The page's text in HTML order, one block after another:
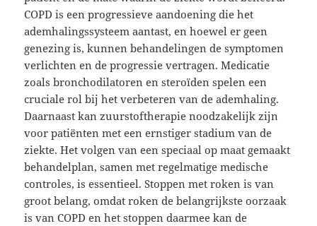
COPD is een progressieve aandoening die het
ademhalingssysteem aantast, en hoewel er geen
genezing is, kunnen behandelingen de symptomen
verlichten en de progressie vertragen. Medicatie
zoals bronchodilatoren en steroïden spelen een
cruciale rol bij het verbeteren van de ademhaling.
Daarnaast kan zuurstoftherapie noodzakelijk zijn
voor patiënten met een ernstiger stadium van de
ziekte. Het volgen van een speciaal op maat gemaakt
behandelplan, samen met regelmatige medische
controles, is essentieel. Stoppen met roken is van
groot belang, omdat roken de belangrijkste oorzaak
is van COPD en het stoppen daarmee kan de